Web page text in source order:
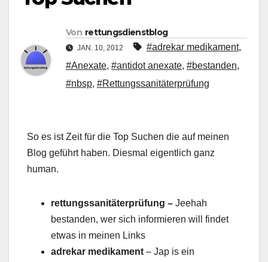
Von rettungsdienstblog
JAN. 10, 2012 #adrekar medikament,
#Anexate, #antidot anexate, #bestanden,
#nbsp, #Rettungssanitäterprüfung
So es ist Zeit für die Top Suchen die auf meinen
Blog geführt haben. Diesmal eigentlich ganz
human.
rettungssanitäterprüfung – Jeehah
bestanden, wer sich informieren will findet
etwas in meinen Links
adrekar medikament – Jap is ein